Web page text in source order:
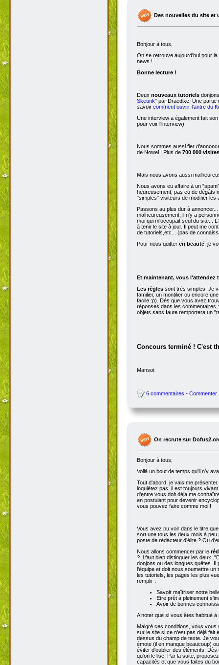
Des nouvelles du site
Bonjour à tous,
On se retrouve aujourd'hui pour
news !
Bonne lecture !
Deux nouveaux tutoriels
Skeunk" par Draedixe. Une partie
savoir comment ouvrir l'antre du
Une interview a également fait
pour voir l'interview)
Nous sommes aussi fier
de Nowel ! Plus de 700 000 visites
Mais nous avons aussi
Nous avons eu affaire à un
heureusement, pas eu de dégâts
"simples" visiteurs de modifier
Passons au plus dur à
malheureusement, il n'y a
moi qui m'occupait seul du site...
à tenir le site à jour. Il peut me
de tutoriels,etc... (pas de
Pour nous quitter en beauté, je
Et maintenant, vous l'attendez
Les règles sont très simples. Je
familier, un montilier ou encore
facile :p). Dès que vous avez
réponses dans les commentaires
objets sans faute remportera un
Concours terminé ! C'est
Mansot
6 commentaires - Commenter
On recrute sur
Bonjour à tous,
Voilà un bout de temps qu'il n'y
Tout d'abord, je vais me
inquiétez pas, il est toujours
d'entre vous doit déjà me
en postulant pour devenir
vous pouvez faire comme moi !
Vous avez pu voir dans le titre
sort une tous les deux mois à
poste de rédacteur d'élite ? Ou
Nous allons commencer par le
? Il faut bien distinguer les deux.
donjons ou des longues quêtes. Il
l'équipe et doit nous soumettre un
les tutoriels, les pages les plus
remplir :
Savoir maîtriser notre
Etre prêt à pleinement
Avoir de bonnes
A noter que si vous êtes habitué
Malgré ces conditions, vous
sur le site si ce n'est pas déjà fait
dessus du champ de texte. Je
émote (il en manque beaucoup)
éviter d'oublier des éléments.
qu'on le lise. Par la suite,
capacités et que vous faites du